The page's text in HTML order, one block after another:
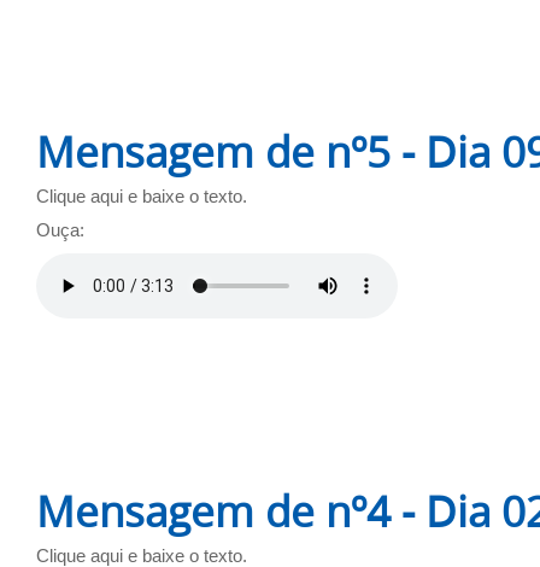
Mensagem de nº5 - Dia
Clique aqui e baixe o texto.
Ouça:
Mensagem de nº4 - Dia
Clique aqui e baixe o texto.